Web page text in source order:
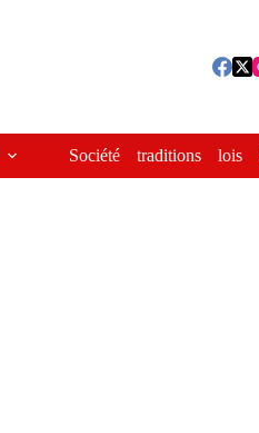
Société traditions lois